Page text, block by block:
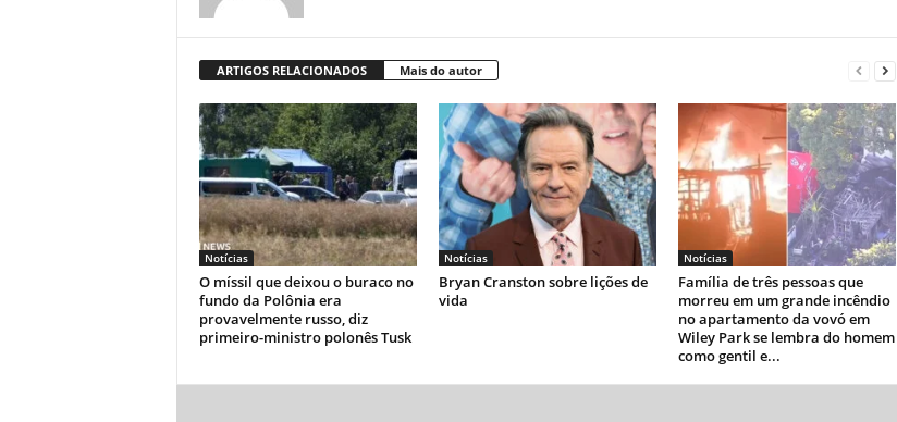
ARTIGOS RELACIONADOS Mais do autor
Notícias
O míssil que deixou o buraco no
fundo da Polônia era
provavelmente russo, diz
primeiro-ministro polonês Tusk
Notícias
Bryan Cranston sobre lições de
vida
Notícias
Família de três pessoas que
morreu em um grande incêndio
no apartamento da vovó em
Wiley Park se lembra do homem
como gentil e...